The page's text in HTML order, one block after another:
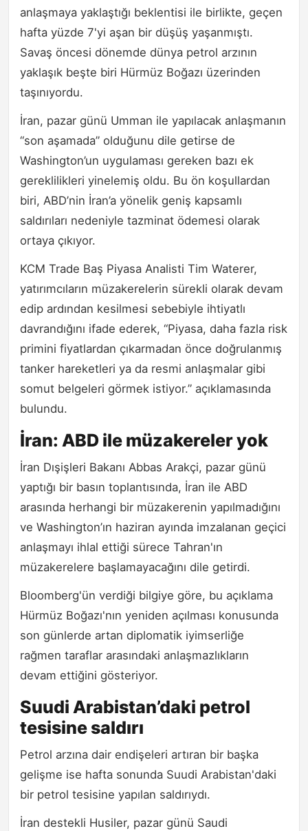
anlaşmaya yaklaştığı beklentisi ile birlikte, geçen
hafta yüzde 7'yi aşan bir düşüş yaşanmıştı.
Savaş öncesi dönemde dünya petrol arzının
yaklaşık beşte biri Hürmüz Boğazı üzerinden
taşınıyordu.
İran, pazar günü Umman ile yapılacak anlaşmanın
“son aşamada” olduğunu dile getirse de
Washington’un uygulaması gereken bazı ek
gereklilikleri yinelemiş oldu. Bu ön koşullardan
biri, ABD’nin İran’a yönelik geniş kapsamlı
saldırıları nedeniyle tazminat ödemesi olarak
ortaya çıkıyor.
KCM Trade Baş Piyasa Analisti Tim Waterer,
yatırımcıların müzakerelerin sürekli olarak devam
edip ardından kesilmesi sebebiyle ihtiyatlı
davrandığını ifade ederek, “Piyasa, daha fazla risk
primini fiyatlardan çıkarmadan önce doğrulanmış
tanker hareketleri ya da resmi anlaşmalar gibi
somut belgeleri görmek istiyor.” açıklamasında
bulundu.
İran: ABD ile müzakereler yok
İran Dışişleri Bakanı Abbas Arakçi, pazar günü
yaptığı bir basın toplantısında, İran ile ABD
arasında herhangi bir müzakerenin yapılmadığını
ve Washington’ın haziran ayında imzalanan geçici
anlaşmayı ihlal ettiği sürece Tahran'ın
müzakerelere başlamayacağını dile getirdi.
Bloomberg'ün verdiği bilgiye göre, bu açıklama
Hürmüz Boğazı'nın yeniden açılması konusunda
son günlerde artan diplomatik iyimserliğe
rağmen taraflar arasındaki anlaşmazlıkların
devam ettiğini gösteriyor.
Suudi Arabistan’daki petrol
tesisine saldırı
Petrol arzına dair endişeleri artıran bir başka
gelişme ise hafta sonunda Suudi Arabistan'daki
bir petrol tesisine yapılan saldırıydı.
İran destekli Husiler, pazar günü Saudi